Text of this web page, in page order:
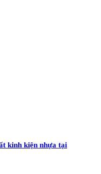
kinh kiện nhựa tại